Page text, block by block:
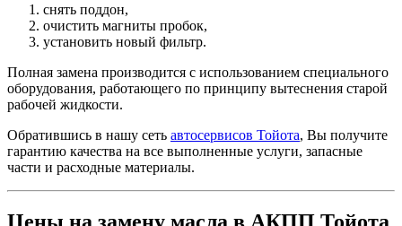
снять поддон,
очистить магниты пробок,
установить новый фильтр.
Полная замена производится с использованием специального
оборудования, работающего по принципу вытеснения старой
рабочей жидкости.
Обратившись в нашу сеть автосервисов Тойота, Вы получите
гарантию качества на все выполненные услуги, запасные
части и расходные материалы.
Цены на замену масла в АКПП Тойота